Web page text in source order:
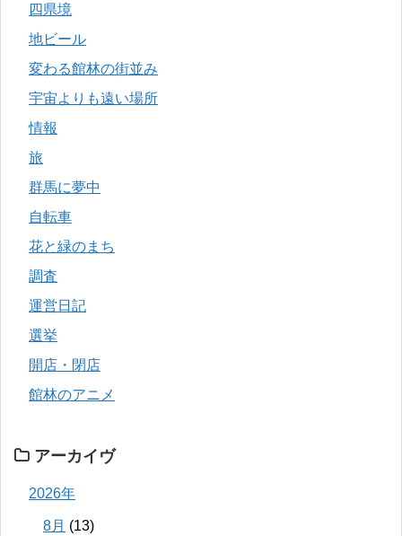
四県境
地ビール
変わる館林の街並み
宇宙よりも遠い場所
情報
旅
群馬に夢中
自転車
花と緑のまち
調査
運営日記
選挙
開店・閉店
館林のアニメ
アーカイヴ
2026年
8月 (13)